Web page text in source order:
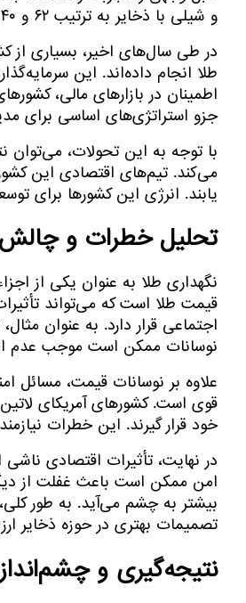
و شیلی با ذخایر به ترتیب ۶۲ و ۴۰ تن، پس از برزیل قرار می‌گیرند.
در طی سال‌های اخیر، بسیاری از
طلا انجام داده‌اند. این
اطمینان در بازارهای مالی،
جزو استراتژی‌های اساسی برای
با توجه به این تحولات،
می‌کند. تیم‌های اقتصادی این
یابند. انرژی این کشورها برای
تحلیل خطرات و
نگهداری طلا به عنوان یکی از
قیمت طلا است که می‌تواند
اجتماعی قرار دارد. به عنوان
نوسانات ممکن است موجب عدم
علاوه بر نوسانات قیمت، مسائل
قوی است. کشورهای آمریکای
خود قرار گیرند. این خطرات
در نهایت، تأثیرات اقتصادی ناشی
امن ممکن است باعث غفلت از
بیشتر به چشم می‌آید. به طور کلی،
تصمیمات بهتری در حوزه ذخایر
نتیجه‌گیری و چشم‌انداز